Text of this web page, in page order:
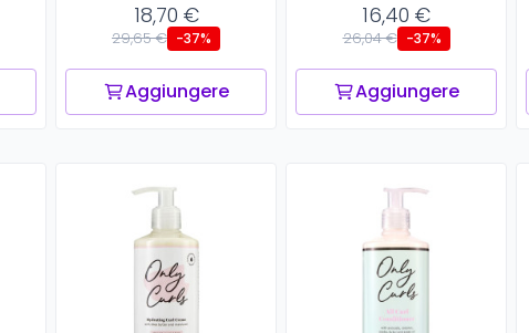
18,70 €
29,65 € -37%
Aggiungere
16,40 €
26,04 € -37%
Aggiungere